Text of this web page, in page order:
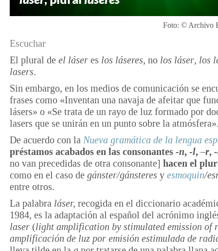
Foto: © Archivo
Escuchar
El plural de el láser es los láseres, no los láser, los
lasers.
Sin embargo, en los medios de comunicación se
frases como «Inventan una navaja de afeitar que
lásers» o «Se trata de un rayo de luz formado por
lasers que se unirán en un punto sobre la
De acuerdo con la Nueva gramática de la lengua
préstamos acabados en las consonantes -n, -l, –r,
no van precedidas de otra consonante] hacen el
como en el caso de gánster/gánsteres y esmoquin/
entre otros.
La palabra láser, recogida en el diccionario
1984, es la adaptación al español del acrónimo
laser (light amplification by stimulated emission of
amplificación de luz por emisión estimulada de